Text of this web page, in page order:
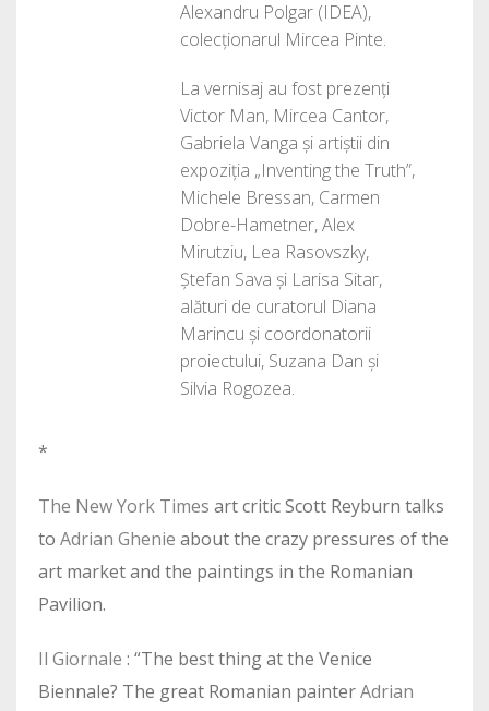
Alexandru Polgar (IDEA),
colecționarul Mircea Pinte.
La vernisaj au fost prezenți
Victor Man, Mircea Cantor,
Gabriela Vanga și artiștii din
expoziția „Inventing the Truth”,
Michele Bressan, Carmen
Dobre-Hametner, Alex
Mirutziu, Lea Rasovszky,
Ștefan Sava și Larisa Sitar,
alături de curatorul Diana
Marincu și coordonatorii
proiectului, Suzana Dan și
Silvia Rogozea.
*
The New York Times art critic Scott Reyburn talks
to Adrian Ghenie about the crazy pressures of the
art market and the paintings in the Romanian
Pavilion.
Il Giornale : “The best thing at the Venice
Biennale? The great Romanian painterAdrian